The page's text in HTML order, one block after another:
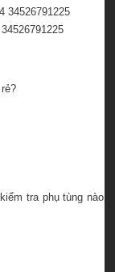
tra phụ tùng nào